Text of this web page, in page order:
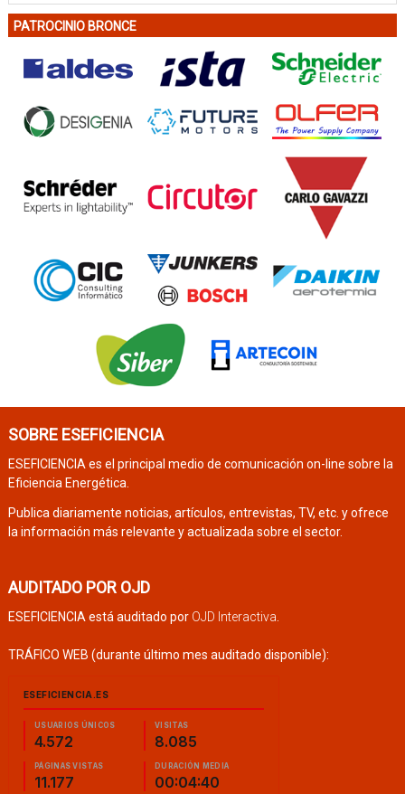
PATROCINIO BRONCE
SOBRE ESEFICIENCIA
ESEFICIENCIA es el principal medio de comunicación on-line sobre la
Eficiencia Energética.
Publica diariamente noticias, artículos, entrevistas, TV, etc. y ofrece
la información más relevante y actualizada sobre el sector.
AUDITADO POR OJD
ESEFICIENCIA está auditado por OJD Interactiva
TRÁFICO WEB (durante último mes auditado disponible):